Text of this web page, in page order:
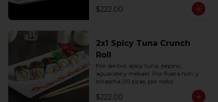
$222.00
2x1 Spicy Tuna Crunch
Roll
Por dentro: spicy tuna, pepino,
aguacate y mekaki. Por fiuera nori: y
srirascha (10 pzas. por rollo).
$222.00